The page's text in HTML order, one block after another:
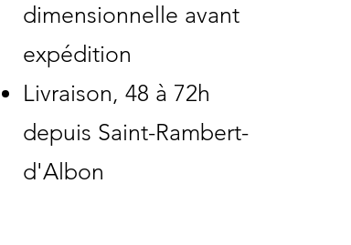
dimensionnelle avant
expédition
Livraison, 48 à 72h
depuis Saint-Rambert-
d'Albon